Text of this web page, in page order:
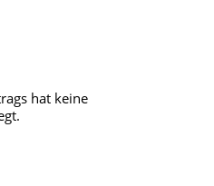
hat keine